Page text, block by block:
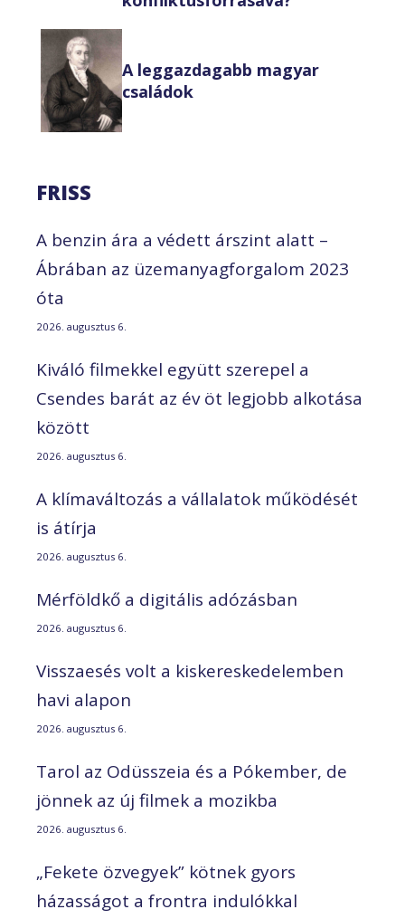
A leggazdagabb magyar
családok
FRISS
A benzin ára a védett árszint alatt –
Ábrában az üzemanyagforgalom 2023
óta
2026. augusztus 6.
Kiváló filmekkel együtt szerepel a
Csendes barát az év öt legjobb alkotása
között
2026. augusztus 6.
A klímaváltozás a vállalatok működését
is átírja
2026. augusztus 6.
Mérföldkő a digitális adózásban
2026. augusztus 6.
Visszaesés volt a kiskereskedelemben
havi alapon
2026. augusztus 6.
Tarol az Odüsszeia és a Pókember, de
jönnek az új filmek a mozikba
2026. augusztus 6.
„Fekete özvegyek” kötnek gyors
házasságot a frontra indulókkal